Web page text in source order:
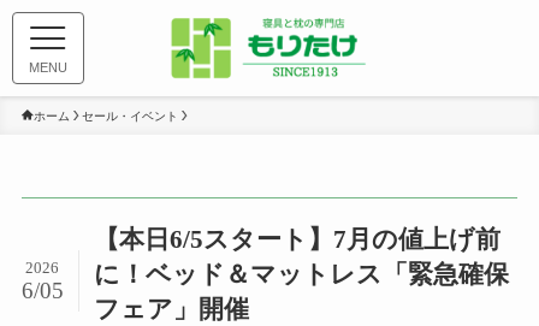
MENU
ホーム セール・イベント
【本日6/5スタート】7月の値上げ前
に！ベッド＆マットレス「緊急確保
フェア」開催
2026
6/05